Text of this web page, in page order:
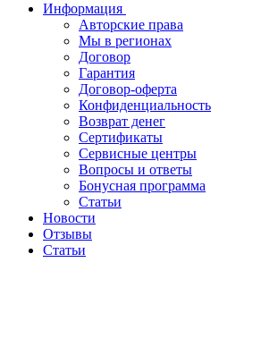
Информация
Авторские права
Мы в регионах
Договор
Гарантия
Договор-оферта
Конфиденциальность
Возврат денег
Сертификаты
Сервисные центры
Вопросы и ответы
Бонусная программа
Статьи
Новости
Отзывы
Статьи